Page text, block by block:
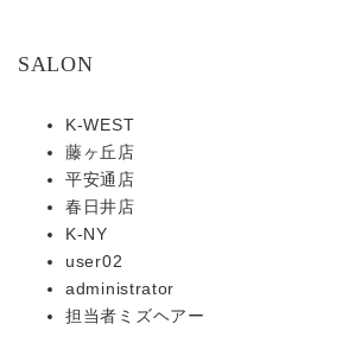
SALON
K-WEST
藤ヶ丘店
平安通店
春日井店
K-NY
user02
administrator
担当者ミズヘアー